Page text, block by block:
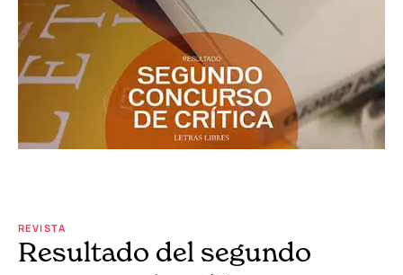
REVISTA
Resultado del segundo